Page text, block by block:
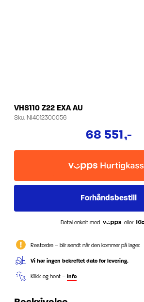
VHS110 Z22 EXA AU
Sku.NI4012300056
68 551,-
Betal enkelt med eller
Restordre – blir sendt når den kommer på lager.
Vi har ingen bekreftet dato for levering.
Klikk og hent – info